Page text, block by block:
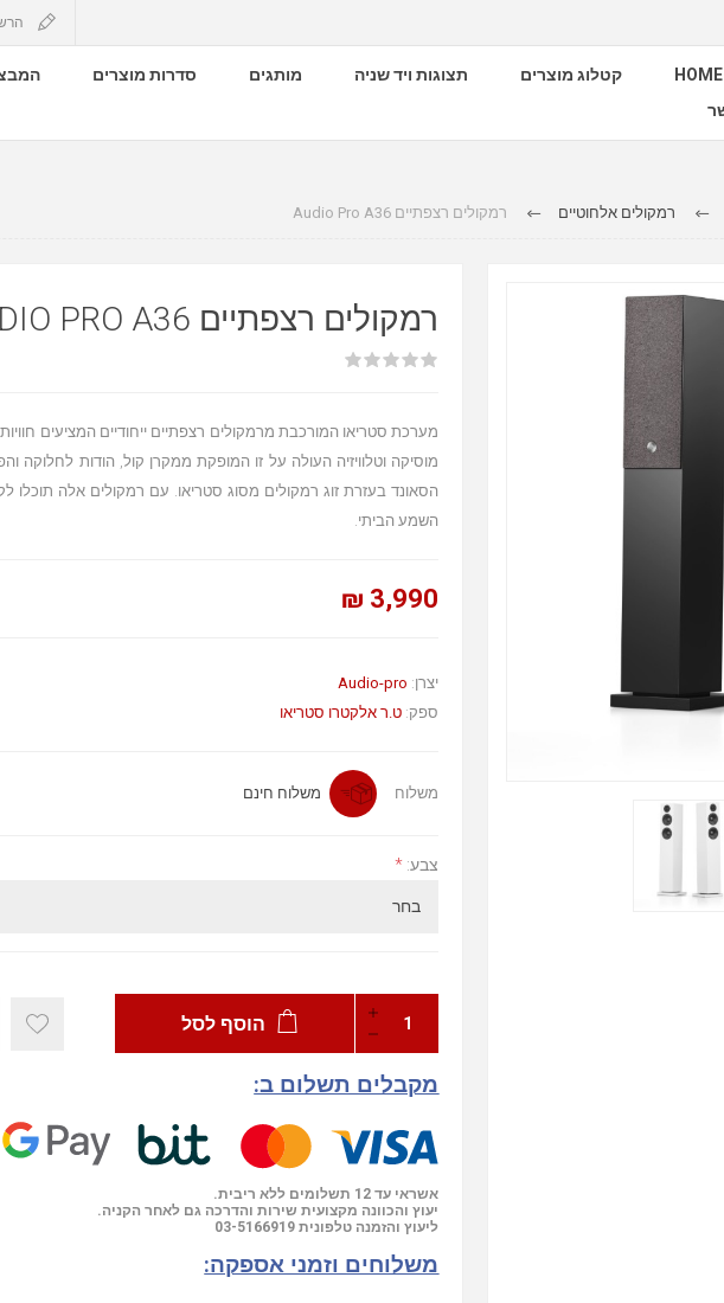
קטלוג מוצרים תצוגות ויד שניה מותגים סדרות מוצרים
רמקולים אלחוטיים רמקולים רצפתיים Audio Pro A36
רמקולים רצפתיים AUDIO PRO A36
מערכת סטריאו המורכבת מרמקולים רצפתיים ייחודיים המציעים
מוסיקה וטלוויזיה העולה על זו המופקת ממקרן קול, הודות לחלוקה
הסאונד בעזרת זוג רמקולים מסוג סטריאו. עם רמקולים אלה תוכלו
השמע הביתי.
3,990 ₪
יצרן: Audio-pro
ספק: ט.ר אלקטרו סטריאו
משלוח משלוח חינם
צבע: *
הוסף לסל
מקבלים תשלום ב:
אשראי עד 12 תשלומים ללא ריבית.
יעוץ והכוונה מקצועית שירות והדרכה גם לאחר הקניה.
ליעוץ והזמנה טלפונית 03-5166919
משלוחים וזמני אספקה: